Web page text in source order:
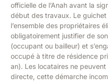
officielle de l’Anah avant la
début des travaux. Le
l’ensemble des propriétaires
obligatoirement justifier de
(occupant ou bailleur) et
occupé à titre de résidence
an). Les locataires ne
directe, cette démarche